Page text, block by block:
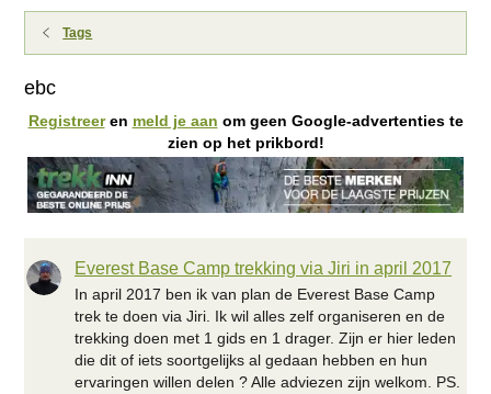
Tags
ebc
Registreeren meld je aan om geen Google-advertenties te
zien op het prikbord!
Everest Base Camp trekking via Jiri in april 2017
In april 2017 ben ik van plan de Everest Base Camp
trek te doen via Jiri. Ik wil alles zelf organiseren en de
trekking doen met 1 gids en 1 drager. Zijn er hier leden
die dit of iets soortgelijks al gedaan hebben en hun
ervaringen willen delen ? Alle adviezen zijn welkom. PS.